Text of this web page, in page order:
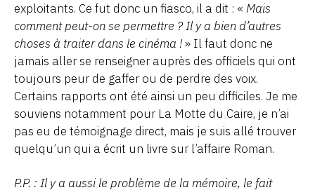
exploitants. Ce fut donc un fiasco, il a dit : « Mais
comment peut-on se permettre ? Il y a bien d’autres
choses à traiter dans le cinéma !» Il faut donc ne
jamais aller se renseigner auprès des officiels qui ont
toujours peur de gaffer ou de perdre des voix.
Certains rapports ont été ainsi un peu difficiles. Je me
souviens notamment pour La Motte du Caire, je n’ai
pas eu de témoignage direct, mais je suis allé trouver
quelqu’un qui a écrit un livre sur l’affaire Roman.
P.P. : Il y a aussi le problème de la mémoire, le fait